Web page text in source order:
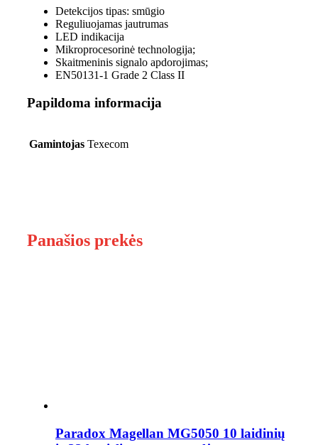
Detekcijos tipas: smūgio
Reguliuojamas jautrumas
LED indikacija
Mikroprocesorinė technologija;
Skaitmeninis signalo apdorojimas;
EN50131-1 Grade 2 Class II
Papildoma informacija
Gamintojas Texecom
Panašios prekės
Paradox Magellan MG5050 10 laidinių